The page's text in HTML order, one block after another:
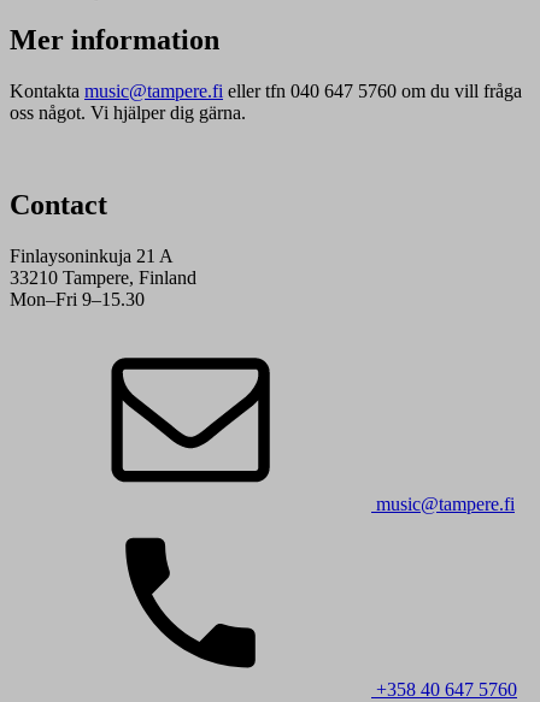
Mer information
Kontakta music@tampere.fi eller tfn 040 647 5760 om du vill fråga
oss något. Vi hjälper dig gärna.
Contact
Finlaysoninkuja 21 A
33210 Tampere, Finland
Mon–Fri 9–15.30
music@tampere.fi
+358 40 647 5760